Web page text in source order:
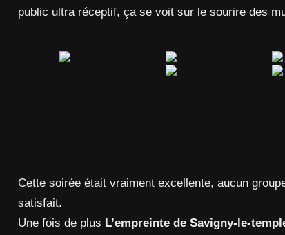
public ultra réceptif, ça se voit sur le sourire des
Cette soirée était vraiment excellente, aucun
satisfait.
Une fois de plus L’empreinte de Savigny-le-